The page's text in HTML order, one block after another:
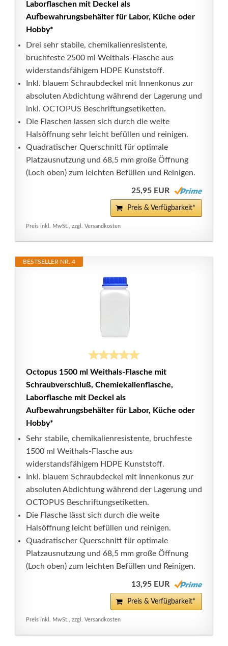
Laborflaschen mit Deckel als
Aufbewahrungsbehälter für Labor, Küche oder
Hobby*
Drei sehr stabile, chemikalienresistente,
bruchfeste 2500 ml Weithals-Flasche aus
widerstandsfähigem HDPE Kunststoff.
Inkl. blauem Schraubdeckel mit Innenkonus zur
absoluten Abdichtung während der Lagerung und
inkl. OCTOPUS Beschriftungsetiketten.
Die Flaschen lassen sich durch die weite
Halsöffnung sehr leicht befüllen und reinigen.
Quadratischer Querschnitt für optimale
Platzausnutzung und 68,5 mm große Öffnung
(Loch oben) zum leichten Befüllen und Reinigen.
25,95 EUR
Preis & Verfügbarkeit*
Preis inkl. MwSt., zzgl. Versandkosten
BESTSELLER NR. 4
Octopus 1500 ml Weithals-Flasche mit
Schraubverschluß, Chemiekalienflasche,
Laborflasche mit Deckel als
Aufbewahrungsbehälter für Labor, Küche oder
Hobby*
Sehr stabile, chemikalienresistente, bruchfeste
1500 ml Weithals-Flasche aus
widerstandsfähigem HDPE Kunststoff.
Inkl. blauem Schraubdeckel mit Innenkonus zur
absoluten Abdichtung während der Lagerung und
OCTOPUS Beschriftungsetiketten.
Die Flasche lässt sich durch die weite
Halsöffnung leicht befüllen und reinigen.
Quadratischer Querschnitt für optimale
Platzausnutzung und 68,5 mm große Öffnung
(Loch oben) zum leichten Befüllen und Reinigen.
13,95 EUR
Preis & Verfügbarkeit*
Preis inkl. MwSt., zzgl. Versandkosten